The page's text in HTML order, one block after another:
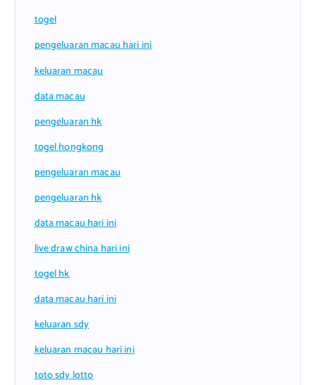
togel
pengeluaran macau hari ini
keluaran macau
data macau
pengeluaran hk
togel hongkong
pengeluaran macau
pengeluaran hk
data macau hari ini
live draw china hari ini
togel hk
data macau hari ini
keluaran sdy
keluaran macau hari ini
toto sdy lotto